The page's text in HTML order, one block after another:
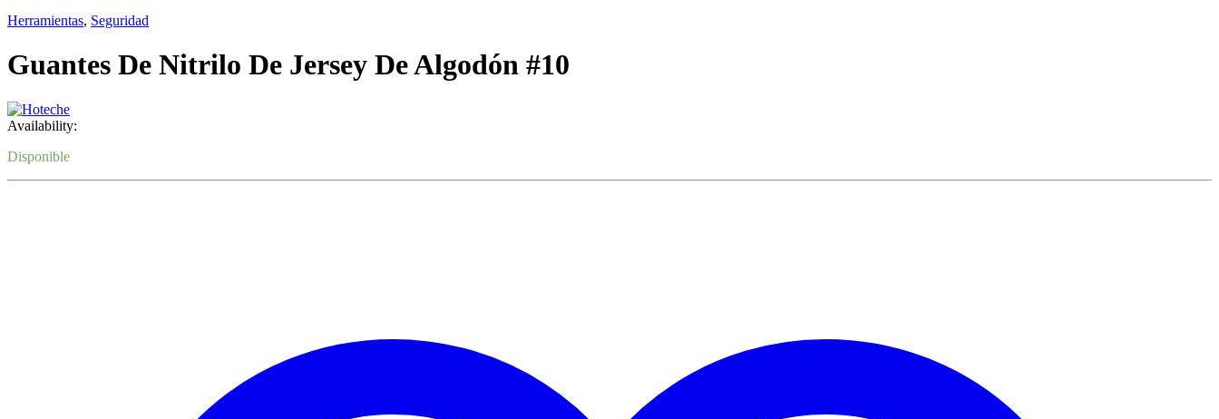
Herramientas, Seguridad
Guantes De Nitrilo De Jersey De Algodón #10
Availability:
Disponible